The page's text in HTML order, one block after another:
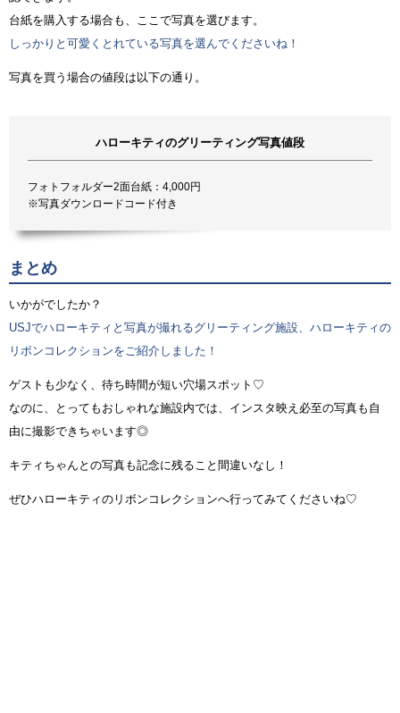
台紙を購入する場合も、ここで写真を選びます。
しっかりと可愛くとれている写真を選んでくださいね！
写真を買う場合の値段は以下の通り。
ハローキティのグリーティング写真値段
フォトフォルダー2面台紙：4,000円
※写真ダウンロードコード付き
まとめ
いかがでしたか？
USJでハローキティと写真が撮れるグリーティング施設、ハローキティの
リボンコレクションをご紹介しました！
ゲストも少なく、待ち時間が短い穴場スポット♡
なのに、とってもおしゃれな施設内では、インスタ映え必至の写真も自
由に撮影できちゃいます◎
キティちゃんとの写真も記念に残ること間違いなし！
ぜひハローキティのリボンコレクションへ行ってみてくださいね♡